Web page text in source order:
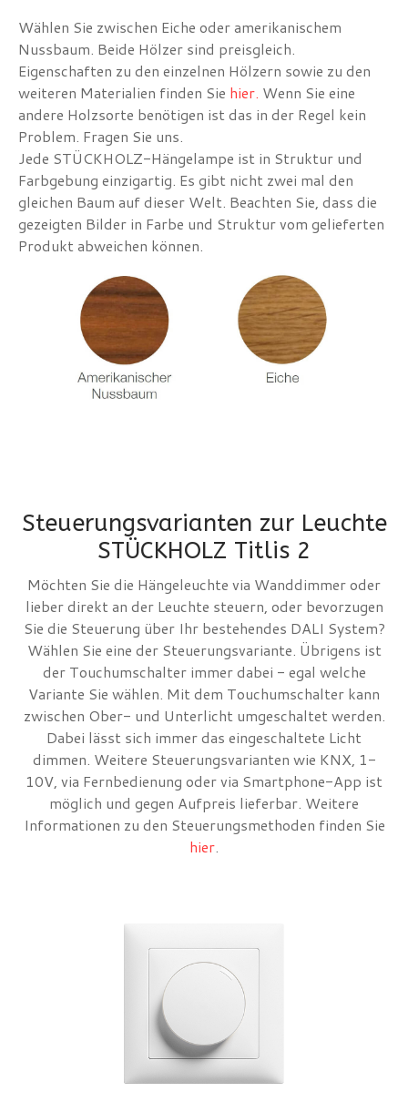
Wählen Sie zwischen Eiche oder amerikanischem
Nussbaum. Beide Hölzer sind preisgleich.
Eigenschaften zu den einzelnen Hölzern sowie zu den
weiteren Materialien finden Sie hier. Wenn Sie eine
andere Holzsorte benötigen ist das in der Regel kein
Problem. Fragen Sie uns.
Jede STÜCKHOLZ-Hängelampe ist in Struktur und
Farbgebung einzigartig. Es gibt nicht zwei mal den
gleichen Baum auf dieser Welt. Beachten Sie, dass die
gezeigten Bilder in Farbe und Struktur vom gelieferten
Produkt abweichen können.
Steuerungsvarianten zur Leuchte
STÜCKHOLZ Titlis 2
Möchten Sie die Hängeleuchte via Wanddimmer oder
lieber direkt an der Leuchte steuern, oder bevorzugen
Sie die Steuerung über Ihr bestehendes DALI System?
Wählen Sie eine der Steuerungsvariante. Übrigens ist
der Touchumschalter immer dabei - egal welche
Variante Sie wählen. Mit dem Touchumschalter kann
zwischen Ober- und Unterlicht umgeschaltet werden.
Dabei lässt sich immer das eingeschaltete Licht
dimmen. Weitere Steuerungsvarianten wie KNX, 1-
10V, via Fernbedienung oder via Smartphone-App ist
möglich und gegen Aufpreis lieferbar. Weitere
Informationen zu den Steuerungsmethoden finden Sie
hier.